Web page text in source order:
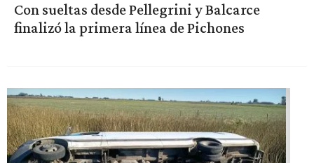
Con sueltas desde Pellegrini y Balcarce
finalizó la primera línea de Pichones